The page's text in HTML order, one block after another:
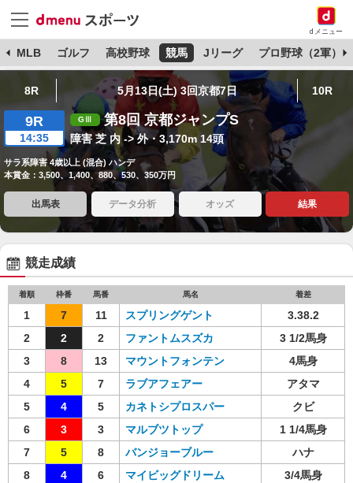
dメニュー
MLB ゴルフ 高校野球 競馬 Jリーグ プロ野球（2軍）
8R 5月13日(土) 3回京都7日 10R
9R
14:35
第8回 京都ジャンプS
障害 芝 内 -> 外・3,170m 14頭
サラ系障害 4歳以上 (混合) ハンデ
本賞金：3,500、1,400、880、530、350万円
出馬表 データ分析 オッズ 結果
競走成績
着順 枠番 馬番 馬名 着差
1 7 11 スプリングゲント
3.38.2
2
2 2 ファントムスズカ
3 1/2馬身
3
8 13 マウントフォンテン
4馬身
4
5 7 ラブアフェアー
アタマ
5
4 5 カネトシプロスパー
クビ
6
3 3 マルブツトップ
1 1/4馬身
7
5 8 バンジョーブルー
ハナ
8
4 6 マイビッグドリーム
3/4馬身